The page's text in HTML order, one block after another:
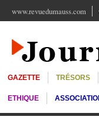
www.revuedumauss.com
GAZETTE TRÉSORS
ETHIQUE